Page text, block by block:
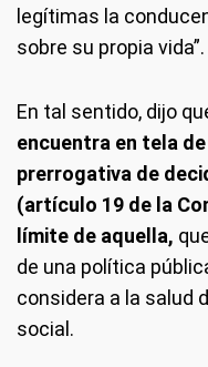
legítimas la
sobre su propia vida”.
En tal sentido, dijo
encuentra en tela
prerrogativa de
(artículo 19 de la
límite de aquella,
de una política
considera a la salud
social.